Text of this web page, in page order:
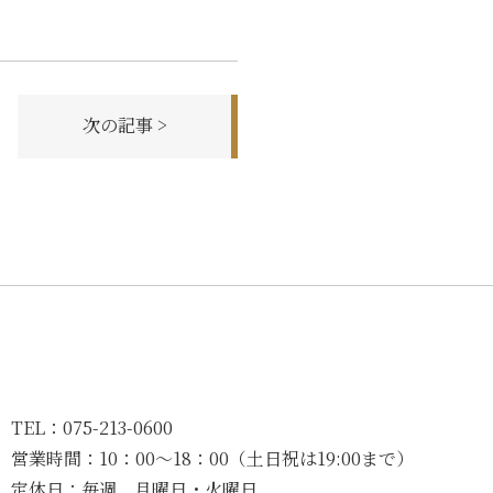
次の記事 >
TEL： 075-213-0600
営業時間： 10：00〜18：00（土日祝は19:00まで）